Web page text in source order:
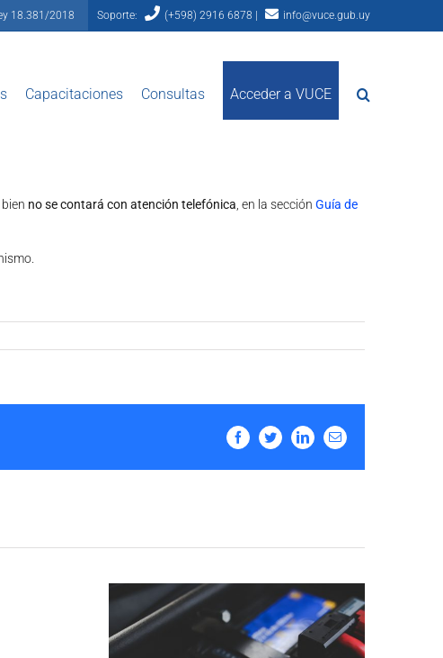
18.381/2018 Soporte: (+598) 2916 6878 | info@vuce.gub.uy
Capacitaciones Consultas Acceder a VUCE
no se contará con atención telefónica , en la sección Guía de
FacebookTwitterLinkedInEmail